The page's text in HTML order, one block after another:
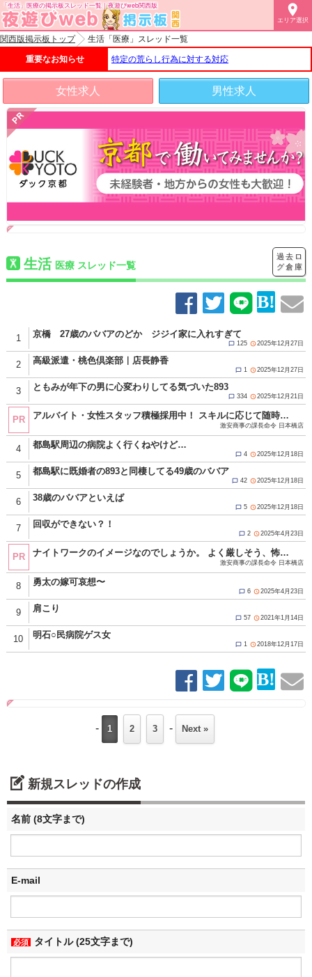
「生活」医療の掲示板スレッド一覧｜夜遊びweb関西版 
エリア選択
関西版掲示板トップ 生活「医療」スレッド一覧
重要なお知らせ 特定の荒らし行為に対する対応
女性求人 男性求人
生活 医療 スレッド一覧
過去ロ
グ倉庫
1 京橋 27歳のババアのどか ジジイ家に入れすぎて
 125 2025年12月27日
2 高級派遣・桃色倶楽部｜店長静香
 1 2025年12月27日
3 ともみが年下の男に心変わりしてる気づいた893
 334 2025年12月21日
PR アルバイト・女性スタッフ積極採用中！ スキルに応じて随時昇給！ 努力と頑張りが必ず反映されます！ 仕事内容は店舗運営、企画、経営に携わる全般の業務！ 難しく考える必要はありません！ ☆当グループは違法な客引き、キャッチ行為、一切ありません。 お休みは週休2日可能！もちろん大型連休も★ 《GW・年末年始・連休取得可能／有給休暇あり(要相談)》 現在女性スタッフの募集を強化中！ 以前キャストとして働いていた方や 現在働いていてそろそろ安定した収入が欲しい方 キャストとして働いていた経験を活かして 今度はスタッフとして働いてみませんか？ もちろん全くの業界未経験の方も大歓迎です♪ ★★応募方法★★ ▼ご応募、お問い合わせの際は「夜遊びを見た」とお伝えください▼ 面接は求人担当の管理店舗である十三店で行います。 身分証明書、履歴書のご用意をお願いします。 ・TEL：080-4392-0931 ・MAIL：sharaku_nihonbashi@icloud.com ・LINE ID：sharaku-nihonbashi ※求人担当者まで ■受付時間10：00～24：00 http://www.g-mensrecruit.com/(Ｇ＆Ｔグループ オフィシャル男子求人) 店舗・受付女性スタッフ積極採用中！！
激安商事の課長命令 日本橋店
4 都島駅周辺の病院よく行くねやけど…
 4 2025年12月18日
5 都島駅に既婚者の893と同棲してる49歳のババア
 42 2025年12月18日
6 38歳のババアといえば
 5 2025年12月18日
7 回収ができない？！
 2 2025年4月23日
PR ナイトワークのイメージなのでしょうか。 よく厳しそう、怖そうと言われます。 全然そんな事はありません！！ 当店は真面目で素直でモラルある方であればＯＫ！ 年齢や経験、容姿に学歴などは一切関係ありません。 一度面接にお越し頂ければイメージが変わると思います。 お気軽にお問い合わせください！ ☆当グループは違法な客引き、キャッチ行為、一切ありません。 応募資格 18歳（高校生不可）以上の男女 真面目で素直でモラルある方であればＯＫ。 年齢や経験、容姿に学歴などは一切関係ありません。 出戻りも歓迎してますよ！ 只今アルバイト・女性スタッフ積極採用中！！ ※暴力団関係者及びそれに準ずる方のご応募は、固くお断りさせて頂きます。 ご応募お待ちしております！！ ■応募方法 ・TEL：080-4392-0931 ・MAIL：sharaku_nihonbashi@icloud.com ・LINE ID：sharaku-nihonbashi ※求人担当者まで ■受付時間10：00～24：00 http://www.g-mensrecruit.com/(Ｇ＆Ｔグループ オフィシャル男子求人) 【店舗・受付スタッフ募集中！】
激安商事の課長命令 日本橋店
8 勇太の嫁可哀想〜
 6 2025年4月23日
9 肩こり
 57 2021年1月14日
10 明石○民病院ゲス女
 1 2018年12月17日
- 1 2 3 - Next »
新規スレッドの作成
名前 (8文字まで)
E-mail
必須 タイトル (25文字まで)